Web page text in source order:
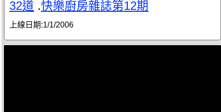
32道 .快樂廚房雜誌第12期
上線日期:1/1/2006